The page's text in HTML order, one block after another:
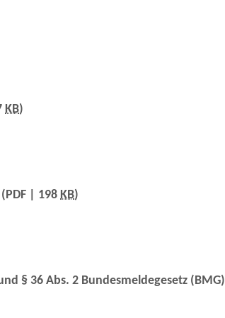
KB)
(PDF | 198 KB)
§ 36 Abs. 2 Bundesmeldegesetz (BMG)